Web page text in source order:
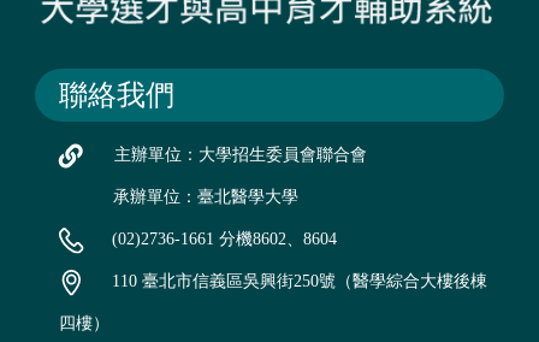
聯絡我們
主辦單位：大學招生委員會聯合會
承辦單位：臺北醫學大學
(02)2736-1661 分機8602、8604
110 臺北市信義區吳興街250號（醫學綜合大樓後棟
四樓）